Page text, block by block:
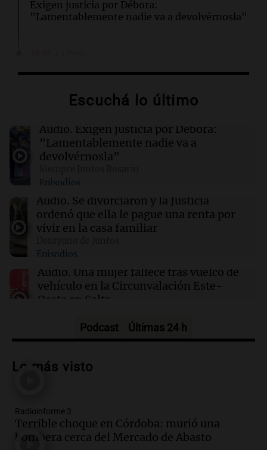
Exigen justicia por Débora:
"Lamentablemente nadie va a devolvérnosla"
ningunee va a tener su vuelta”
Investigadora del CONICET lidera
preservación del Templo de Yaguarón,
candidato a Patrimonio Mundial
10:34 Siempre Juntos Rosario
La marcha de gremios y organizaciones
sociales por San Cayetano avanza hacia el
Monumento
10:32 Mundo
Alemania reporta 11.900 muertes por ola de
calor, un récord en la última década
Escuchá lo último
Audio. Exigen justicia por Débora:
"Lamentablemente nadie va a
devolvérnosla"
Episodios
Audio. Se divorciaron y la Justicia
ordenó que ella le pague una renta por
vivir en la casa familiar
Episodios
Audio. Una mujer fallece tras vuelco de
vehículo en la Circunvalación Este-
Oeste en Salta
Audio.Una mujer muere tras un vuelco
Salta
Audio.El Polo Obrero marcha en
Córdoba pidiendo trabajo genuino y
mejoras en programas sociales
Podcast Últimas 24 h
Lo más visto
Radioinforme 3
Terrible choque en Córdoba: murió una
bombera cerca del Mercado de Abasto